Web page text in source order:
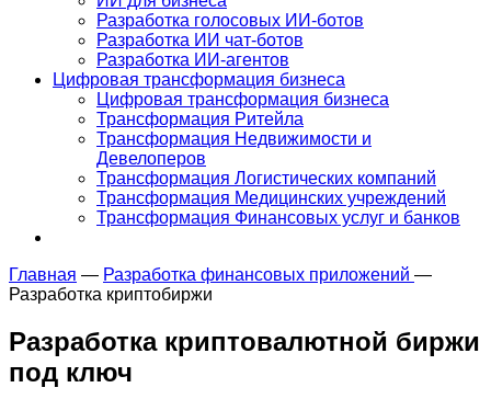
Разработка голосовых ИИ-ботов
Разработка ИИ чат-ботов
Разработка ИИ-агентов
Цифровая трансформация бизнеса
Цифровая трансформация бизнеса
Трансформация Ритейла
Трансформация Недвижимости и
Девелоперов
Трансформация Логистических компаний
Трансформация Медицинских учреждений
Трансформация Финансовых услуг и банков
Главная — Разработка финансовых приложений —
Разработка криптобиржи
Разработка криптовалютной биржи
под ключ